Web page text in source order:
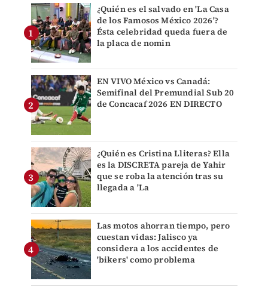
¿Quién es el salvado en 'La Casa
de los Famosos México 2026'?
Ésta celebridad queda fuera de
la placa de nomin
EN VIVO México vs Canadá:
Semifinal del Premundial Sub 20
de Concacaf 2026 EN DIRECTO
¿Quién es Cristina Lliteras? Ella
es la DISCRETA pareja de Yahir
que se roba la atención tras su
llegada a 'La
Las motos ahorran tiempo, pero
cuestan vidas: Jalisco ya
considera a los accidentes de
'bikers' como problema